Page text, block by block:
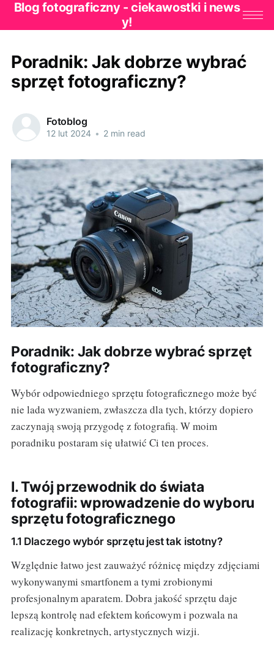
Blog fotograficzny - ciekawostki i news
y!
Poradnik: Jak dobrze wybrać
sprzęt fotograficzny?
Fotoblog
12 lut 2024 • 2 min read
Poradnik: Jak dobrze wybrać sprzęt
fotograficzny?
Wybór odpowiedniego sprzętu fotograficznego może być
nie lada wyzwaniem, zwłaszcza dla tych, którzy dopiero
zaczynają swoją przygodę z fotografią. W moim
poradniku postaram się ułatwić Ci ten proces.
I. Twój przewodnik do świata
fotografii: wprowadzenie do wyboru
sprzętu fotograficznego
1.1 Dlaczego wybór sprzętu jest tak istotny?
Względnie łatwo jest zauważyć różnicę między zdjęciami
wykonywanymi smartfonem a tymi zrobionymi
profesjonalnym aparatem. Dobra jakość sprzętu daje
lepszą kontrolę nad efektem końcowym i pozwala na
realizację konkretnych, artystycznych wizji.